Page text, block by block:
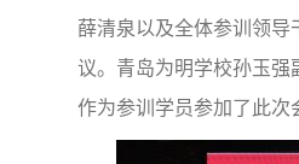
薛清泉以及全体参训领导
议。青岛为明学校孙玉强
作为参训学员参加了此次